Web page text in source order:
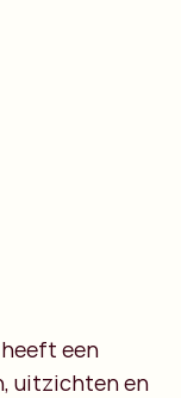
een
uitzichten en